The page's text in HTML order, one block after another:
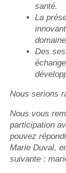
santé.
La
Des
Nous serions
Nous vous
participation
pouvez
Marie Duval,
suivante :